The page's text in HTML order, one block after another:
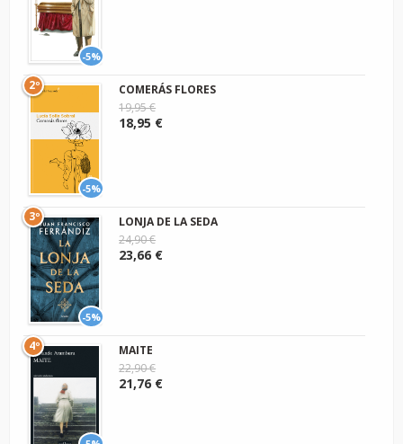
-5%
-5%
2º
COMERÁS FLORES
19,95 €
18,95 €
-5%
3º
LONJA DE LA SEDA
24,90 €
23,66 €
4º
MAITE
22,90 €
21,76 €